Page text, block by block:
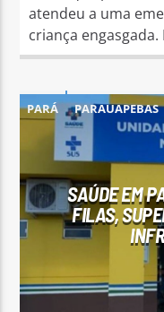
atendeu a uma
criança
PARÁ PARAUAPEBAS
SAÚDE EM
FILAS,